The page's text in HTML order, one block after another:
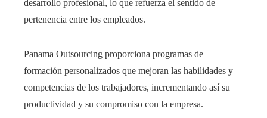
desarrollo profesional, lo que refuerza el sentido de
pertenencia entre los empleados.
Panama Outsourcing proporciona programas de
formación personalizados que mejoran las habilidades y
competencias de los trabajadores, incrementando así su
productividad y su compromiso con la empresa.